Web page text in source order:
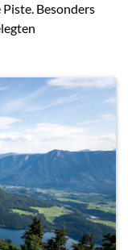
Besonders